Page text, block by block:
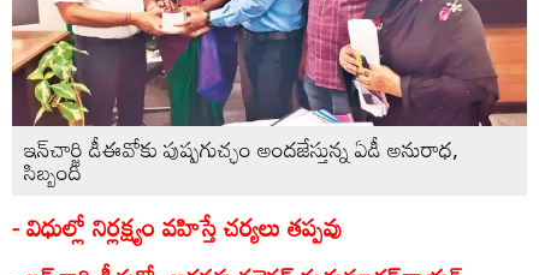
ఇన్‌చార్జి డీఈవోకు పుష్పగుచ్ఛం అందజేస్తున్న ఏడీ అనురాధ,
సిబ్బంది
- విధుల్లో నిర్లక్ష్యం వహిస్తే చర్యలు తప్పవు